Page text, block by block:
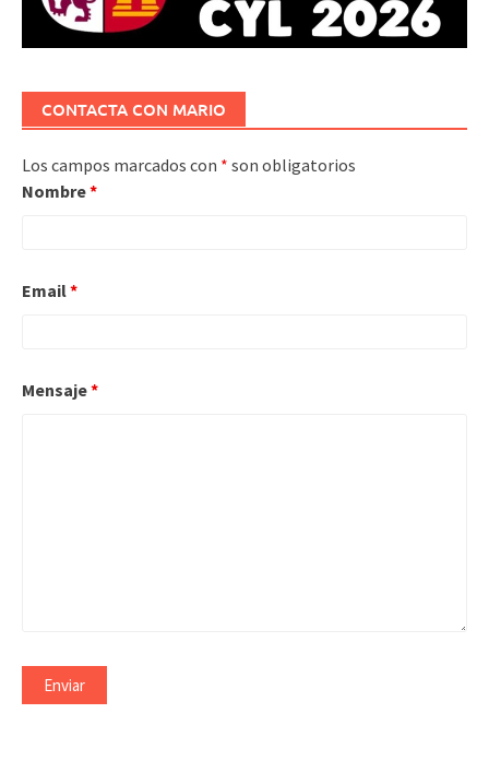
CONTACTA CON MARIO
Los campos marcados con * son obligatorios
Nombre*
Email*
Mensaje*